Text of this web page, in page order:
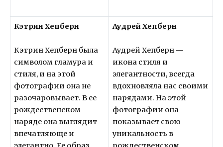
Кэтрин Хепберн
Кэтрин Хепберн была
символом гламура и
стиля, и на этой
фотографии она не
разочаровывает. В ее
рождественском
наряде она выглядит
впечатляюще и
Аудрей Хепберн
Аудрей Хепберн —
икона стиля и
элегантности, всегда
вдохновляла нас своими
нарядами. На этой
фотографии она
показывает свою
уникальность в